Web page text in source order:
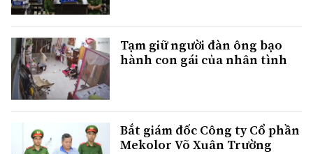
Tạm giữ người đàn ông bạo
hành con gái của nhân tình
Bắt giám đốc Công ty Cổ phần
Mekolor Võ Xuân Trường